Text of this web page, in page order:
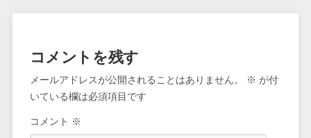
コメントを残す
メールアドレスが公開されることはありません。 ※ が付
いている欄は必須項目です
コメント ※